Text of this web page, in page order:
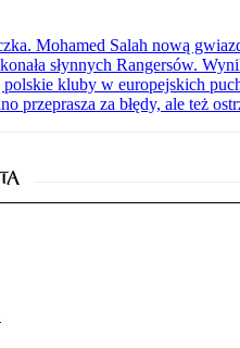
Mohamed Salah nową
słynnych Rangersów.
kluby w europejskich
przeprasza za błędy, ale też